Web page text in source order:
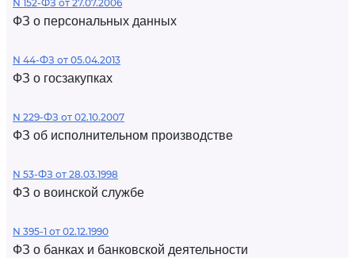
N 152-ФЗ от 27.07.2006
ФЗ о персональных данных
N 44-ФЗ от 05.04.2013
ФЗ о госзакупках
N 229-ФЗ от 02.10.2007
ФЗ об исполнительном производстве
N 53-ФЗ от 28.03.1998
ФЗ о воинской службе
N 395-1 от 02.12.1990
ФЗ о банках и банковской деятельности